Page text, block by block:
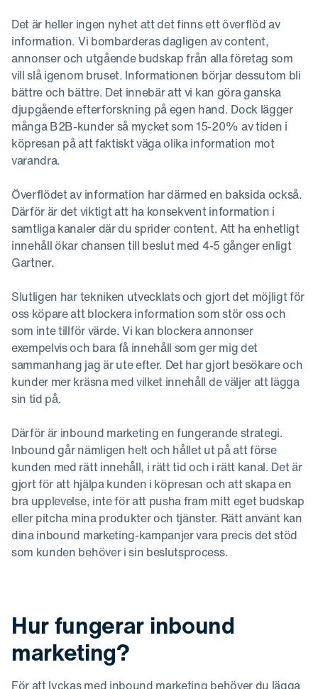
Det är heller ingen nyhet att det finns ett överflöd av
information. Vi bombarderas dagligen av content,
annonser och utgående budskap från alla företag som
vill slå igenom bruset. Informationen börjar dessutom bli
bättre och bättre. Det innebär att vi kan göra ganska
djupgående efterforskning på egen hand. Dock lägger
många B2B-kunder så mycket som 15-20% av tiden i
köpresan på att faktiskt väga olika information mot
varandra.
Överflödet av information har därmed en baksida också.
Därför är det viktigt att ha konsekvent information i
samtliga kanaler där du sprider content. Att ha enhetligt
innehåll ökar chansen till beslut med 4-5 gånger enligt
Gartner.
Slutligen har tekniken utvecklats och gjort det möjligt för
oss köpare att blockera information som stör oss och
som inte tillför värde. Vi kan blockera annonser
exempelvis och bara få innehåll som ger mig det
sammanhang jag är ute efter. Det har gjort besökare och
kunder mer kräsna med vilket innehåll de väljer att lägga
sin tid på.
Därför är inbound marketing en fungerande strategi.
Inbound går nämligen helt och hållet ut på att förse
kunden med rätt innehåll, i rätt tid och i rätt kanal. Det är
gjort för att hjälpa kunden i köpresan och att skapa en
bra upplevelse, inte för att pusha fram mitt eget budskap
eller pitcha mina produkter och tjänster. Rätt använt kan
dina inbound marketing-kampanjer vara precis det stöd
som kunden behöver i sin beslutsprocess.
Hur fungerar inbound
marketing?